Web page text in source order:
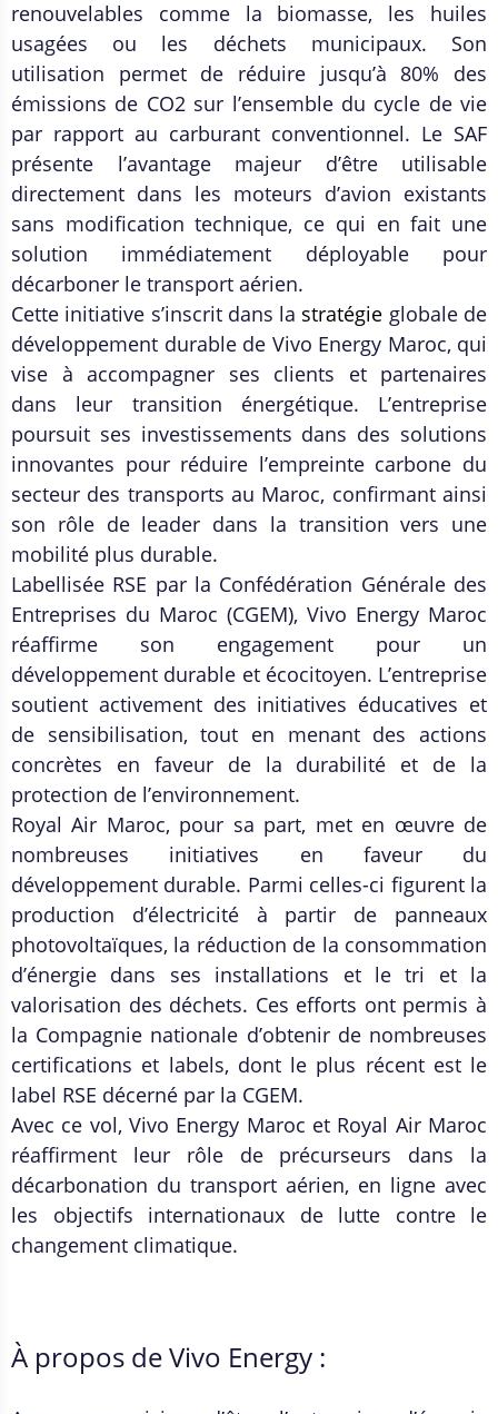
renouvelables comme la biomasse, les huiles
usagées ou les déchets municipaux. Son
utilisation permet de réduire jusqu’à 80% des
émissions de CO2 sur l’ensemble du cycle de vie
par rapport au carburant conventionnel. Le SAF
présente l’avantage majeur d’être utilisable
directement dans les moteurs d’avion existants
sans modification technique, ce qui en fait une
solution immédiatement déployable pour
décarboner le transport aérien.
Cette initiative s’inscrit dans la stratégie globale de
développement durable de Vivo Energy Maroc, qui
vise à accompagner ses clients et partenaires
dans leur transition énergétique. L’entreprise
poursuit ses investissements dans des solutions
innovantes pour réduire l’empreinte carbone du
secteur des transports au Maroc, confirmant ainsi
son rôle de leader dans la transition vers une
mobilité plus durable.
Labellisée RSE par la Confédération Générale des
Entreprises du Maroc (CGEM), Vivo Energy Maroc
réaffirme son engagement pour un
développement durable et écocitoyen. L’entreprise
soutient activement des initiatives éducatives et
de sensibilisation, tout en menant des actions
concrètes en faveur de la durabilité et de la
protection de l’environnement.
Royal Air Maroc, pour sa part, met en œuvre de
nombreuses initiatives en faveur du
développement durable. Parmi celles-ci figurent la
production d’électricité à partir de panneaux
photovoltaïques, la réduction de la consommation
d’énergie dans ses installations et le tri et la
valorisation des déchets. Ces efforts ont permis à
la Compagnie nationale d’obtenir de nombreuses
certifications et labels, dont le plus récent est le
label RSE décerné par la CGEM.
Avec ce vol, Vivo Energy Maroc et Royal Air Maroc
réaffirment leur rôle de précurseurs dans la
décarbonation du transport aérien, en ligne avec
les objectifs internationaux de lutte contre le
changement climatique.
À propos de Vivo Energy :